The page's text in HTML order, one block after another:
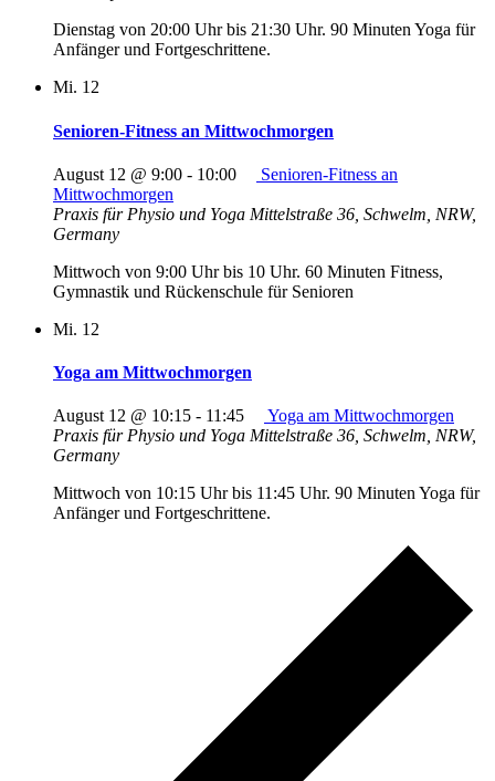
Dienstag von 20:00 Uhr bis 21:30 Uhr. 90 Minuten Yoga für
Anfänger und Fortgeschrittene.
Mi. 12
Senioren-Fitness an Mittwochmorgen
August 12 @ 9:00 - 10:00
Senioren-Fitness an
Mittwochmorgen
Praxis für Physio und Yoga Mittelstraße 36, Schwelm, NRW,
Germany
Mittwoch von 9:00 Uhr bis 10 Uhr. 60 Minuten Fitness,
Gymnastik und Rückenschule für Senioren
Mi. 12
Yoga am Mittwochmorgen
August 12 @ 10:15 - 11:45
Yoga am Mittwochmorgen
Praxis für Physio und Yoga Mittelstraße 36, Schwelm, NRW,
Germany
Mittwoch von 10:15 Uhr bis 11:45 Uhr. 90 Minuten Yoga für
Anfänger und Fortgeschrittene.